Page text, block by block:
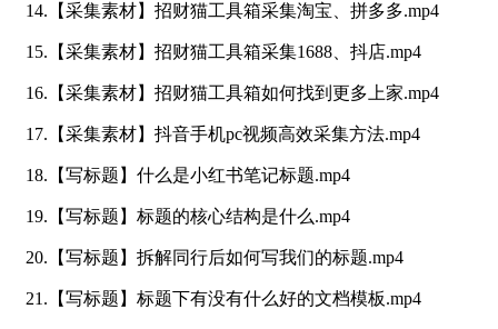
14.【采集素材】招财猫工具箱采集淘宝、拼多多.mp4
15.【采集素材】招财猫工具箱采集1688、抖店.mp4
16.【采集素材】招财猫工具箱如何找到更多上家.mp4
17.【采集素材】抖音手机pc视频高效采集方法.mp4
18.【写标题】什么是小红书笔记标题.mp4
19.【写标题】标题的核心结构是什么.mp4
20.【写标题】拆解同行后如何写我们的标题.mp4
21.【写标题】标题下有没有什么好的文档模板.mp4